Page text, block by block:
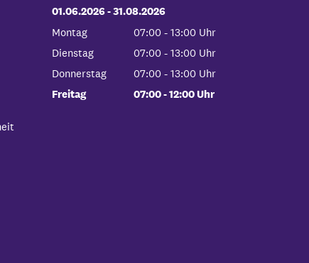
01.06.2026-bis
31.08.2026
Montag
07:00 - 13:00 Uhr
Von 07:00 bis 13:00 Uhr
Dienstag 07:00 - 13:00 Uhr
Von 07:00 bis 13:00 Uhr
Donnerstag 07:00 - 13:00 Uhr
Von 07:00 bis 13:00 Uhr
Freitag 07:00-12:00Uhr